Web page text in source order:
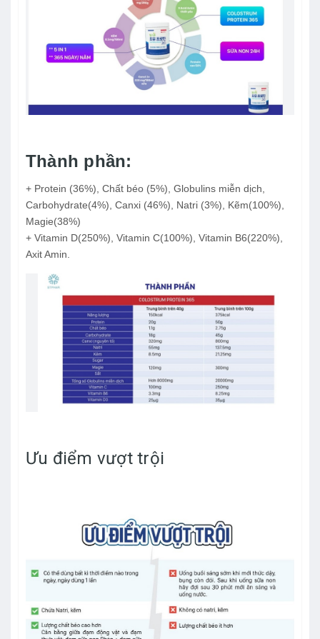
Thành phần:
+ Protein (36%), Chất béo (5%), Globulins miễn dịch,
Carbohydrate(4%), Canxi (46%), Natri (3%), Kẽm(100%),
Magie(38%)
+ Vitamin D(250%), Vitamin C(100%), Vitamin B6(220%),
Axit Amin.
Ưu điểm vượt trội